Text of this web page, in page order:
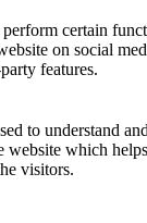
certain
on social
features.
to understand
website which
visitors.